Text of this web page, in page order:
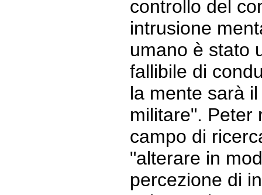
controllo del
intrusione
umano è stato
fallibile di
la mente sarà
militare". Peter
campo di
"alterare in
percezione di